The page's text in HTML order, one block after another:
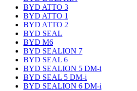
BYD ATTO 3
BYD ATTO 1
BYD ATTO 2
BYD SEAL
BYD M6
BYD SEALION 7
BYD SEAL 6
BYD SEALION 5 DM-i
BYD SEAL 5 DM-i
BYD SEALION 6 DM-i